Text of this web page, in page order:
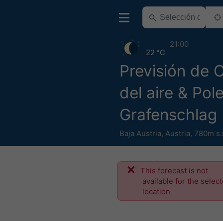
Previsión de
del aire &
Grafenschlag
Baja Austria, Austria, 780m
22 °C
21:00
This forecast is not
available for the
location